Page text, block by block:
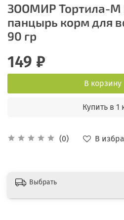
ЗООМИР Тортила-М
панцырь корм для
90 гр
(0) В
149 ₽
В корзину
Купить в 1
Выбрать